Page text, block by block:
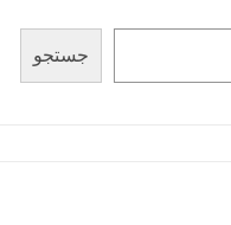
جستجو